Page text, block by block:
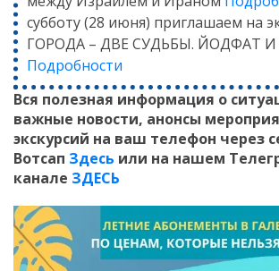
субботу (28 июня) приглашаем на
ГОРОДА – ДВЕ СУДЬБЫ. ЙОДФАТ
Подробности
Вся полезная информация о
важные новости, анонсы
экскурсий на ваш телефон через
Вотсап Здесь или на нашем
канале ЗДЕСЬ